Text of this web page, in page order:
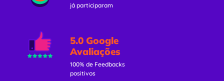
já participaram
5.0 Google
Avaliações
100% de Feedbacks
positivos